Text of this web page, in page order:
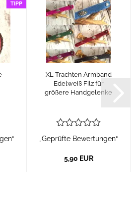
TIPP
XL Trachten Armband
Edelweiß Filz für
größere Handgelenke
„Geprüfte Bewertungen“
5,90 EUR